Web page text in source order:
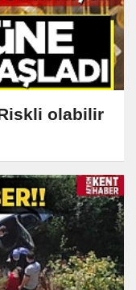
olabilir